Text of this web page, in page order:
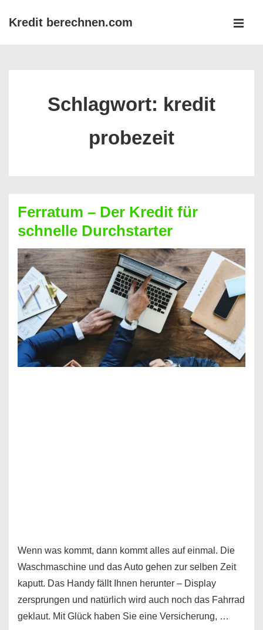
ZumKredit berechnen.com
Schlagwort: kredit
probezeit
Ferratum – Der Kredit für
schnelle Durchstarter
Wenn was kommt, dann kommt alles auf einmal. Die
Waschmaschine und das Auto gehen zur selben Zeit
kaputt. Das Handy fällt Ihnen herunter – Display
zersprungen und natürlich wird auch noch das Fahrrad
geklaut. Mit Glück haben Sie eine Versicherung, …